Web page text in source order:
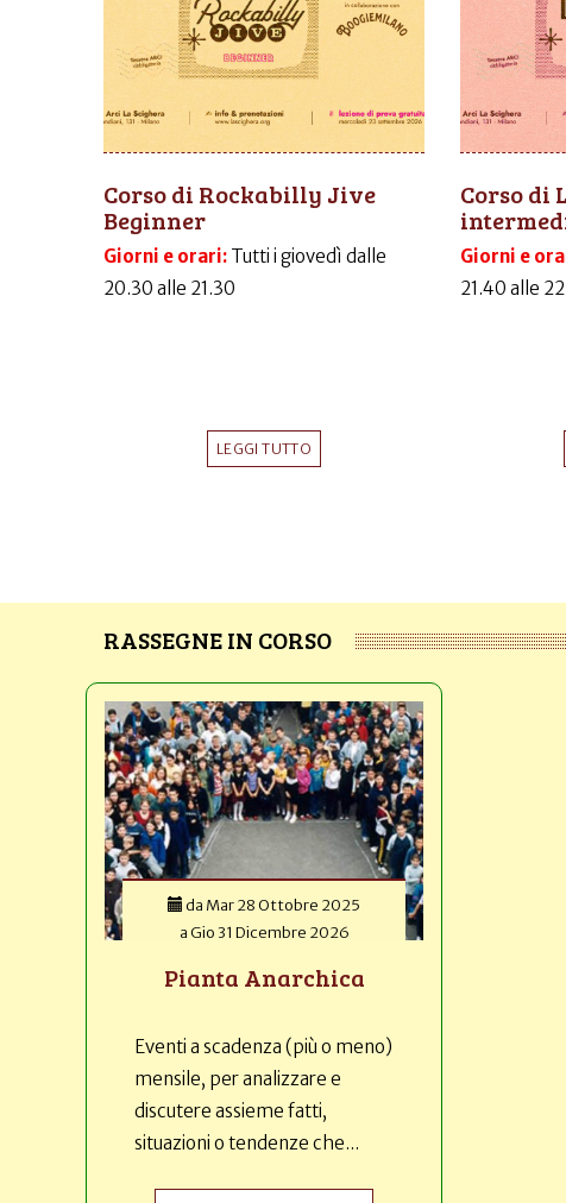
Corso di Rockabilly Jive
Beginner
Giorni e orari: Tutti i giovedì dalle
20.30 alle 21.30
LEGGI TUTTO
Corso di
Giorni e
21.40 alle
RASSEGNE IN CORSO
da Mar 28 Ottobre 2025
aGio 31 Dicembre 2026
Pianta Anarchica
Eventi a scadenza (più o meno)
mensile, per analizzare e
discutere assieme fatti,
situazioni o tendenze che...